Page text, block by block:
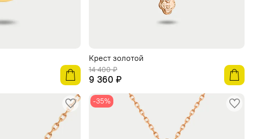
Крест золотой
14 400 ₽
9 360 ₽
-35%